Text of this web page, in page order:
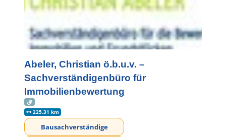
Abeler, Christian ö.b.u.v. –
Sachverständigenbüro für
Immobilienbewertung
225.31 km
Bausachverständige